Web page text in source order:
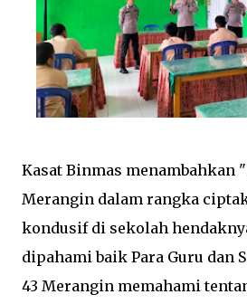
Kasat Binmas menambahkan
Merangin dalam rangka
kondusif di sekolah
dipahami baik Para Guru dan
43 Merangin memahami